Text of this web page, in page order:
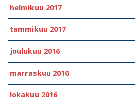
helmikuu 2017
tammikuu 2017
joulukuu 2016
marraskuu 2016
lokakuu 2016